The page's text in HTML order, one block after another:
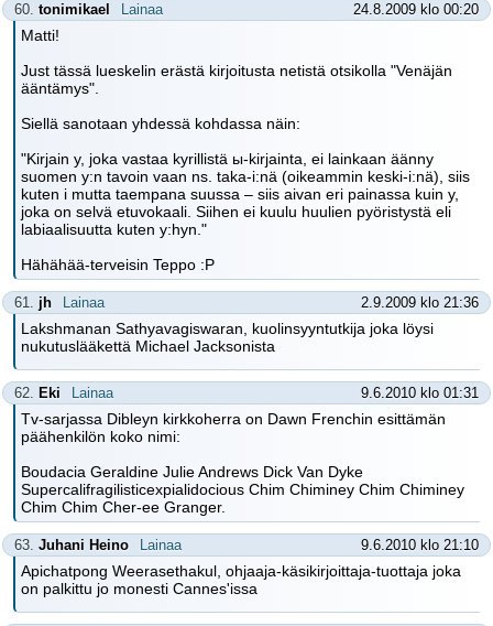
60. tonimikael Lainaa 24.8.2009 klo 00:20
Matti!
Just tässä lueskelin erästä kirjoitusta netistä otsikolla "Venäjän
ääntämys".
Siellä sanotaan yhdessä kohdassa näin:
"Kirjain y, joka vastaa kyrillistä ы-kirjainta, ei lainkaan äänny
suomen y:n tavoin vaan ns. taka-i:nä (oikeammin keski-i:nä), siis
kuten i mutta taempana suussa – siis aivan eri painassa kuin y,
joka on selvä etuvokaali. Siihen ei kuulu huulien pyöristystä eli
labiaalisuutta kuten y:hyn."
Hähähää-terveisin Teppo :P
61. jh Lainaa 2.9.2009 klo 21:36
Lakshmanan Sathyavagiswaran, kuolinsyyntutkija joka löysi
nukutuslääkettä Michael Jacksonista
62. Eki Lainaa 9.6.2010 klo 01:31
Tv-sarjassa Dibleyn kirkkoherra on Dawn Frenchin esittämän
päähenkilön koko nimi:
Boudacia Geraldine Julie Andrews Dick Van Dyke
Supercalifragilisticexpialidocious Chim Chiminey Chim Chiminey
Chim Chim Cher-ee Granger.
63. Juhani Heino Lainaa 9.6.2010 klo 21:10
Apichatpong Weerasethakul, ohjaaja-käsikirjoittaja-tuottaja joka
on palkittu jo monesti Cannes'issa